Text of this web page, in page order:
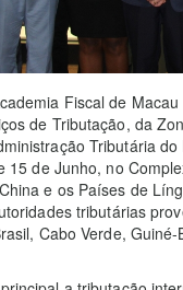
Fiscal de
de Tributação, da
Tributária
15 de Junho, no
e os Países de
tributárias
Cabo Verde,